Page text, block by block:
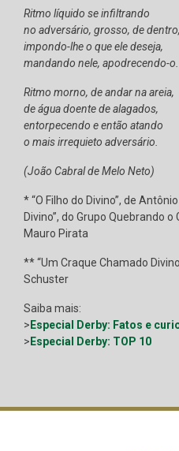
Ritmo líquido se infiltrando
no adversário, grosso, de dentro,
impondo-lhe o que ele deseja,
mandando nele, apodrecendo-o.
Ritmo morno, de andar na areia,
de água doente de alagados,
entorpecendo e então atando
o mais irrequieto adversário.
(João Cabral de Melo Neto)
* “O Filho do Divino”, de
Divino”, do Grupo Quebrando o
Mauro Pirata
** “Um Craque Chamado
Schuster
Saiba mais:
> Especial Derby: Fatos e
> Especial Derby: TOP 10